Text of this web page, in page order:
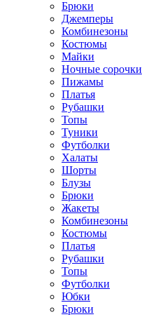
Брюки
Джемперы
Комбинезоны
Костюмы
Майки
Ночные сорочки
Пижамы
Платья
Рубашки
Топы
Туники
Футболки
Халаты
Шорты
Блузы
Брюки
Жакеты
Комбинезоны
Костюмы
Платья
Рубашки
Топы
Футболки
Юбки
Брюки